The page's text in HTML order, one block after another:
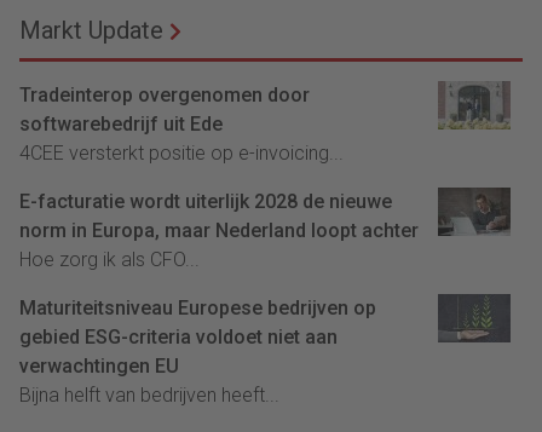
Markt Update
Tradeinterop overgenomen door
softwarebedrijf uit Ede
4CEE versterkt positie op e-invoicing...
E-facturatie wordt uiterlijk 2028 de nieuwe
norm in Europa, maar Nederland loopt achter
Hoe zorg ik als CFO...
Maturiteitsniveau Europese bedrijven op
gebied ESG-criteria voldoet niet aan
verwachtingen EU
Bijna helft van bedrijven heeft...